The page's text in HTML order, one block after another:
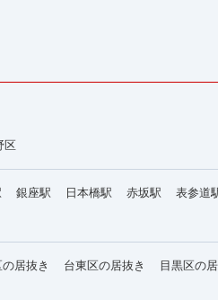
区
銀座駅 日本橋駅 赤坂駅 表参道
居抜き 台東区の居抜き 目黒区の